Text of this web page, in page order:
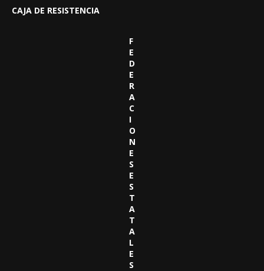
CAJA DE RESISTENCIA
F
E
D
E
R
A
C
I
O
N
E
S
E
S
T
A
T
A
L
E
S